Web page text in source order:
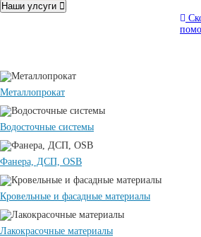
Наши улсуги
Металлопрокат
Водосточные системы
Фанера, ДСП, OSB
Кровельные и фасадные материалы
Лакокрасочные материалы